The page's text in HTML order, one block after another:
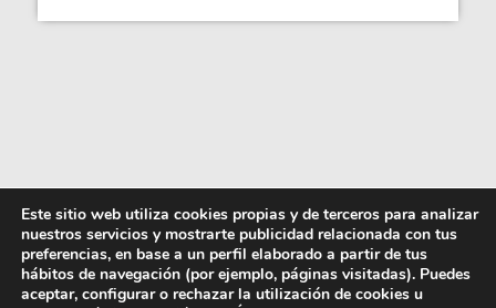
Este sitio web utiliza cookies propias y de terceros para analizar
nuestros servicios y mostrarte publicidad relacionada con tus
preferencias, en base a un perfil elaborado a partir de tus
hábitos de navegación (por ejemplo, páginas visitadas). Puedes
aceptar, configurar o rechazar la utilización de cookies u